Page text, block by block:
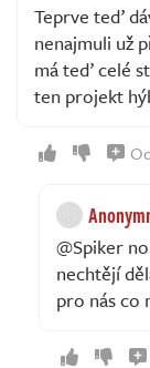
Teprve teď
nenajmuli už
má teď celé
ten projekt
@Spiker
nechtějí
pro nás co